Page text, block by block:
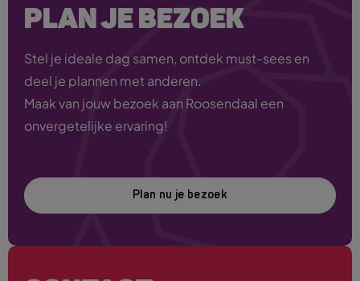
PLAN JE BEZOEK
Stel je ideale dag samen, ontdek must-sees en
deel je plannen met anderen.
Maak van jouw bezoek aan Roosendaal een
onvergetelijke ervaring!
Plan nu je bezoek